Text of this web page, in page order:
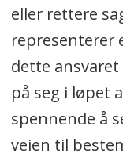
eller rettere
representerer
dette
på seg i løpet
spennende å
veien til